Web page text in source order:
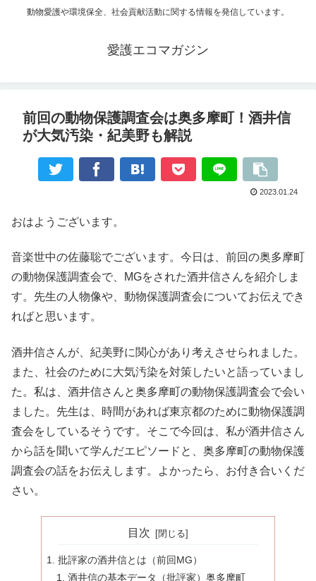
動物愛護や環境保全、社会貢献活動に関する情報を発信しています。
愛護エコマガジン
前回の動物保護調査会は奥多摩町！酒井信
が大気汚染・紀美野も解説
2023.01.24
おはようございます。
音楽世中の佐藤聡でございます。今日は、前回の奥多摩町
の動物保護調査会で、MGをされた酒井信さんを紹介しま
す。先生の人物像や、動物保護調査会についてお伝えでき
ればと思います。
酒井信さんが、紀美野に関心があり考えさせられました。
また、社会のために大気汚染を対策したいと語っていまし
た。私は、酒井信さんと奥多摩町の動物保護調査会で会い
ました。先生は、時間があれば東京都のために動物保護調
査会をしているそうです。そこで今回は、私が酒井信さん
から話を聞いて学んだエピソードと、奥多摩町の動物保護
調査会の話をお伝えします。よかったら、お付き合いくだ
さい。
目次
批評家の酒井信とは（前回MG）
酒井信の基本データ（批評家）奥多摩町